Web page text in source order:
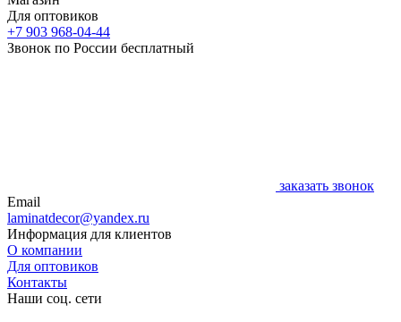
Для оптовиков
+7 903 968-04-44
Звонок по России бесплатный
заказать звонок
Email
laminatdecor@yandex.ru
Информация для клиентов
О компании
Для оптовиков
Контакты
Наши соц. сети